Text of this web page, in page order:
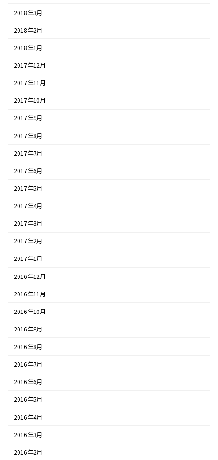
2018年3月
2018年2月
2018年1月
2017年12月
2017年11月
2017年10月
2017年9月
2017年8月
2017年7月
2017年6月
2017年5月
2017年4月
2017年3月
2017年2月
2017年1月
2016年12月
2016年11月
2016年10月
2016年9月
2016年8月
2016年7月
2016年6月
2016年5月
2016年4月
2016年3月
2016年2月